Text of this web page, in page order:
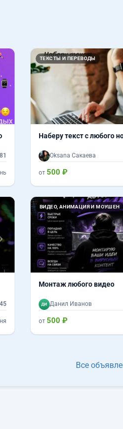
81
ТЕКСТЫ И ПЕРЕВОДЫ
Наберу текст с любого
Oksana Сакаева
от 500 ₽
Вперед
45
ВИДЕО, АНИМАЦИЯ И МОУШЕН
Монтаж любого видео
Данил Иванов
от 500 ₽
Все